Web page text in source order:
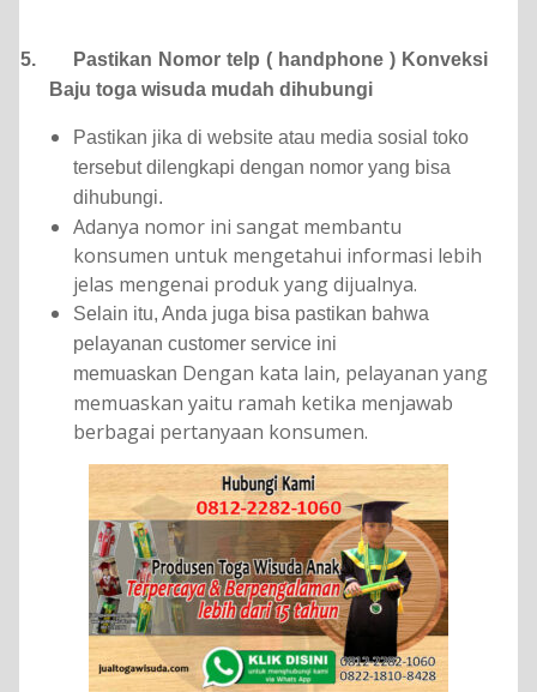
5.
Pastikan Nomor telp ( handphone ) Konveksi
Baju toga wisuda mudah dihubungi
Pastikan jika di website atau media sosial toko
tersebut dilengkapi dengan nomor yang bisa
dihubungi.
Adanya nomor ini sangat membantu
konsumen untuk mengetahui informasi lebih
jelas mengenai produk yang dijualnya.
Selain itu, Anda juga bisa pastikan bahwa
pelayanan customer service ini
memuaskan Dengan kata lain, pelayanan yang
memuaskan yaitu ramah ketika menjawab
berbagai pertanyaan konsumen.